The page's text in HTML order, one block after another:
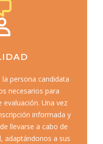
persona candidata
necesarios para
evaluación. Una vez
informada y
llevarse a cabo de
adaptándonos a sus